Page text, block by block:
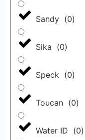
Sandy (0)
Sika (0)
Speck (0)
Toucan (0)
Water ID (0)